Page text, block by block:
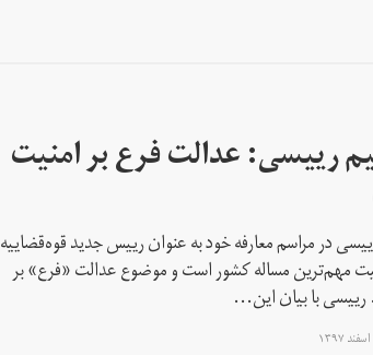
رییسی: عدالت فرع بر امنیت
در مراسم معارفه خود به عنوان رییس جدید قوه‌قضاییه
مهم‌ترین مساله کشور است و موضوع عدالت «‌فرع» بر
با بیان این...